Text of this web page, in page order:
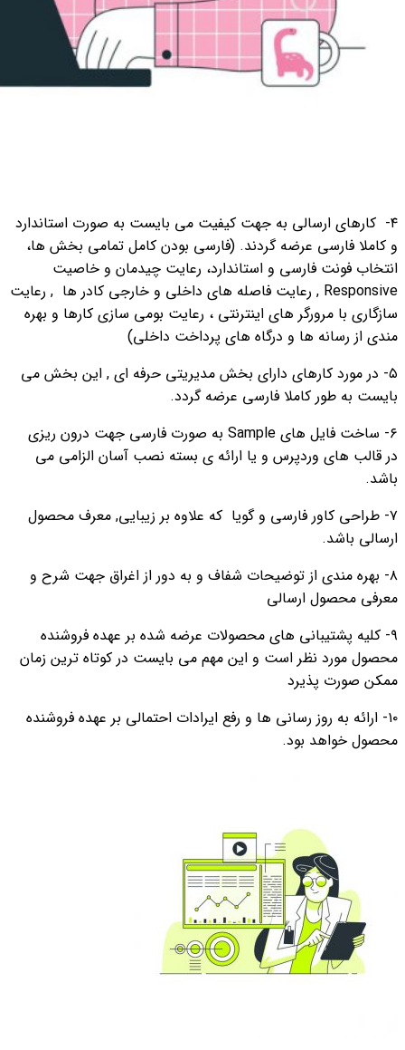
۴- کارهای ارسالی به جهت کیفیت می بایست به صورت استاندارد
و کاملا فارسی عرضه گردند. (فارسی بودن کامل تمامی بخش ها،
انتخاب فونت فارسی و استاندارد، رعایت چیدمان و خاصیت
Responsive , رعایت فاصله های داخلی و خارجی کادر ها , رعایت
سازگاری با مرورگر های اینترنتی ، رعایت بومی سازی کارها و بهره
مندی از رسانه ها و درگاه های پرداخت داخلی)
۵- در مورد کارهای دارای بخش مدیریتی حرفه ای , این بخش می
بایست به طور کاملا فارسی عرضه گردد.
۶- ساخت فایل های Sample به صورت فارسی جهت درون ریزی
در قالب های وردپرس و یا ارائه ی بسته نصب آسان الزامی می
باشد.
۷- طراحی کاور فارسی و گویا که علاوه بر زیبایی, معرف محصول
ارسالی باشد.
۸- بهره مندی از توضیحات شفاف و به دور از اغراق جهت شرح و
معرفی محصول ارسالی
۹- کلیه پشتیبانی های محصولات عرضه شده بر عهده فروشنده
محصول مورد نظر است و این مهم می بایست در کوتاه ترین زمان
ممکن صورت پذیرد
۱۰- ارائه به روز رسانی ها و رفع ایرادات احتمالی بر عهده فروشنده
محصول خواهد بود.